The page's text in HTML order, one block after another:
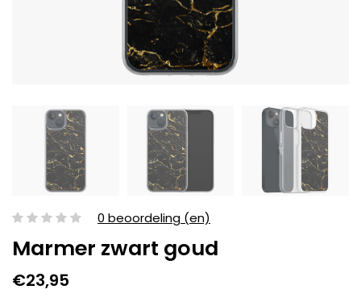
0 beoordeling (en)
Marmer zwart goud
€23,95